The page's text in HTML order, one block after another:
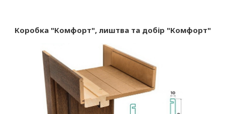
Коробка "Комфорт", лиштва та добір "Комфорт"